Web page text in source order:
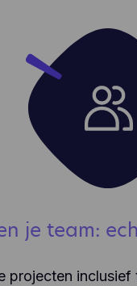
je team:
projecten inclusief